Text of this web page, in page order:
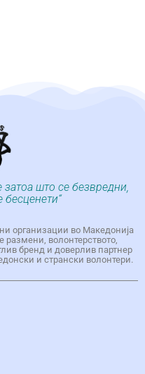
затоа што се безвредни,
бесценети“
организации во Македонија
волонтерството,
бренд и доверлив партнер
и странски волонтери.